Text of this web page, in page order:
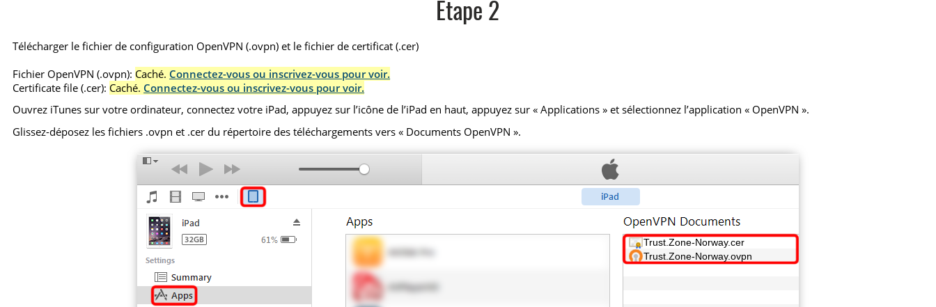
Etape 2
Télécharger le fichier de configuration OpenVPN (.ovpn) et le fichier de certificat (.cer)
Fichier OpenVPN (.ovpn): Caché. Connectez-vous ou inscrivez-vous pour voir.
Certificate file (.cer): Caché. Connectez-vous ou inscrivez-vous pour voir.
Ouvrez iTunes sur votre ordinateur, connectez votre iPad, appuyez sur l’icône de l’iPad en haut, appuyez sur « Applications » et sélectionnez l’application « OpenVPN ».
Glissez-déposez les fichiers .ovpn et .cer du répertoire des téléchargements vers « Documents OpenVPN ».
Trust.Zone-Norway.cer
Trust.Zone-Norway.ovpn